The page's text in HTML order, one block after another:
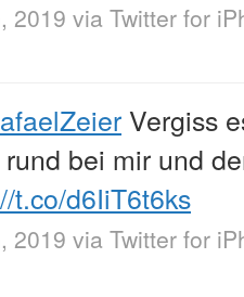
2019 via Twitter for
Vergiss
bei mir und
t.co/d6IiT6t6ks
2019 via Twitter for